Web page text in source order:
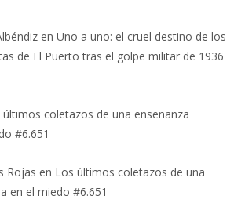
en Uno a uno: el cruel destino de los
de El Puerto tras el golpe militar de 1936
últimos coletazos de una enseñanza
#6.651
Rojas en Los últimos coletazos de una
en el miedo #6.651